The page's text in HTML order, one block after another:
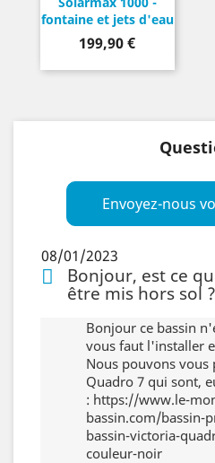
fontaine et jets d'eau
Prix
199,90 €
Envoyez-nous
08/01/2023
Bonjour, est ce
être mis hors sol ?
Bonjour ce bassin
vous faut l'installer
Nous pouvons vous
Quadro 7 qui sont,
: https://www.le-
bassin.com/bassin-
bassin-victoria-
couleur-noir